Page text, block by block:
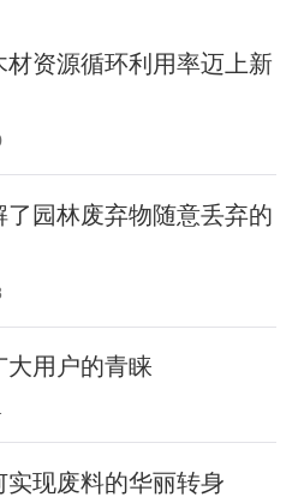
材资源循环利用率迈上新
园林废弃物随意丢弃的
大用户的青睐
现废料的华丽转身